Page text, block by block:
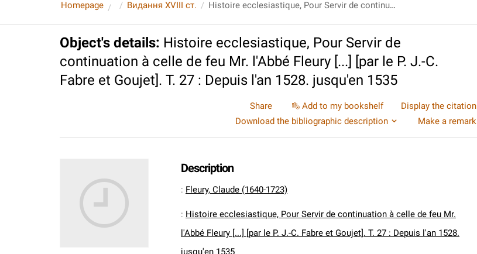
Homepage Видання XVIII ст. Histoire ecclesiastique, Pour Servir de continuation à celle de feu Mr. l'Abbé Fleury [...] [par le P. J.-C. Fabre et Goujet]. T. 27 : Depuis l'an 1528. jusqu'en 1535
Object's details: Histoire ecclesiastique, Pour Servir de
continuation à celle de feu Mr. l'Abbé Fleury [...] [par le P. J.-C.
Fabre et Goujet]. T. 27 : Depuis l'an 1528. jusqu'en 1535
Share Add to my bookshelf
Display the citation
Download the bibliographic description
Make a remark
Description
: Fleury, Claude (1640-1723)
: Histoire ecclesiastique, Pour Servir de continuation à celle de feu Mr.
l'Abbé Fleury [...] [par le P. J.-C. Fabre et Goujet]. T. 27 : Depuis l'an 1528.
jusqu'en 1535